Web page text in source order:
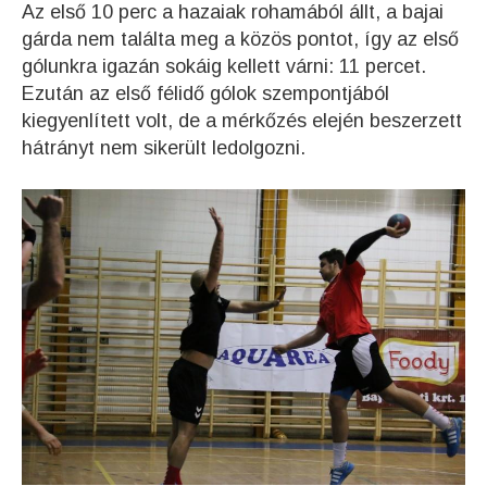
Az első 10 perc a hazaiak rohamából állt, a bajai
gárda nem találta meg a közös pontot, így az első
gólunkra igazán sokáig kellett várni: 11 percet.
Ezután az első félidő gólok szempontjából
kiegyenlített volt, de a mérkőzés elején beszerzett
hátrányt nem sikerült ledolgozni.